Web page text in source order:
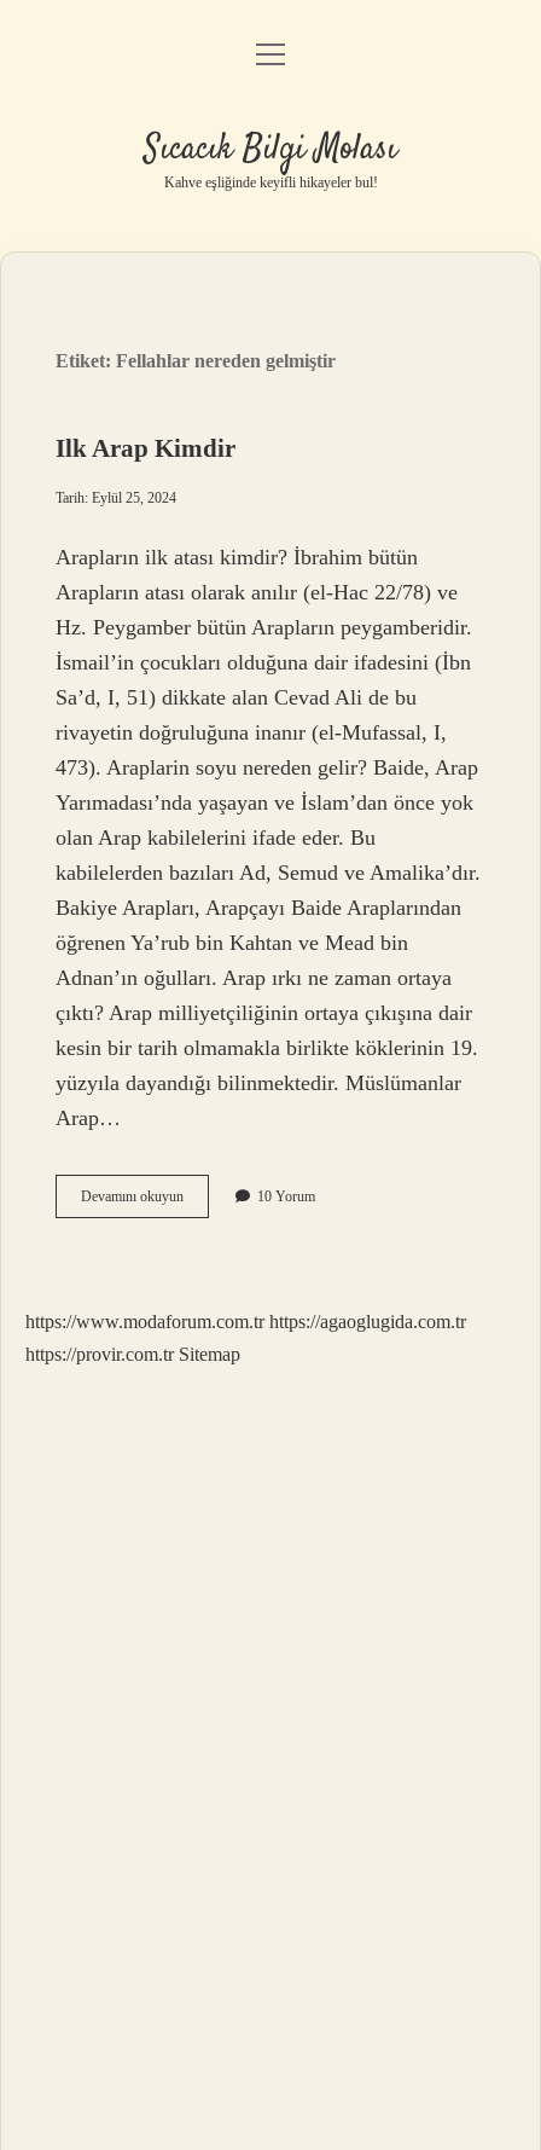
Anasayfa
Yasal Uyarı
menüyü
Sıcacık Bilgi Molası
Kahve eşliğinde keyifli hikayeler bul!
Etiket:Fellahlar nereden gelmiştir
Ilk Arap Kimdir
Tarih: Eylül 25, 2024
Arapların ilk atası kimdir? İbrahim bütün
Arapların atası olarak anılır (el-Hac 22/78) ve
Hz. Peygamber bütün Arapların peygamberidir.
İsmail’in çocukları olduğuna dair ifadesini (İbn
Sa’d, I, 51) dikkate alan Cevad Ali de bu
rivayetin doğruluğuna inanır (el-Mufassal, I,
473). Araplarin soyu nereden gelir? Baide, Arap
Yarımadası’nda yaşayan ve İslam’dan önce yok
olan Arap kabilelerini ifade eder. Bu
kabilelerden bazıları Ad, Semud ve Amalika’dır.
Bakiye Arapları, Arapçayı Baide Araplarından
öğrenen Ya’rub bin Kahtan ve Mead bin
Adnan’ın oğulları. Arap ırkı ne zaman ortaya
çıktı? Arap milliyetçiliğinin ortaya çıkışına dair
kesin bir tarih olmamakla birlikte köklerinin 19.
yüzyıla dayandığı bilinmektedir. Müslümanlar
Arap…
Devamını okuyunIlk
Arap
10 Yorum
https://www.modaforum.com.tr https://agaoglugida.com.tr
https://provir.com.tr Sitemap